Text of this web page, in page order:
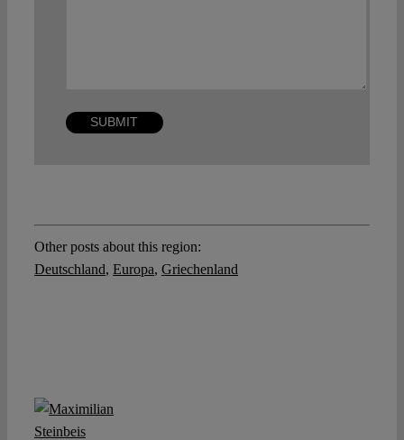
Other posts about this region:
Deutschland, Europa, Griechenland